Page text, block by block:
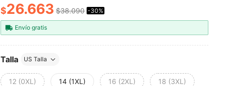
PRICE AND AVAILABILITY
$26.663 $38.090 -30%
Envío gratis
Talla US Talla
12 (0XL) 14 (1XL) 16 (2XL) 18 (3XL)